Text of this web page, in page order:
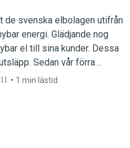
de svenska elbolagen utifrån
energi. Glädjande nog
el till sina kunder. Dessa
Sedan vår förra
andelen förnybar energi
1 min lästid